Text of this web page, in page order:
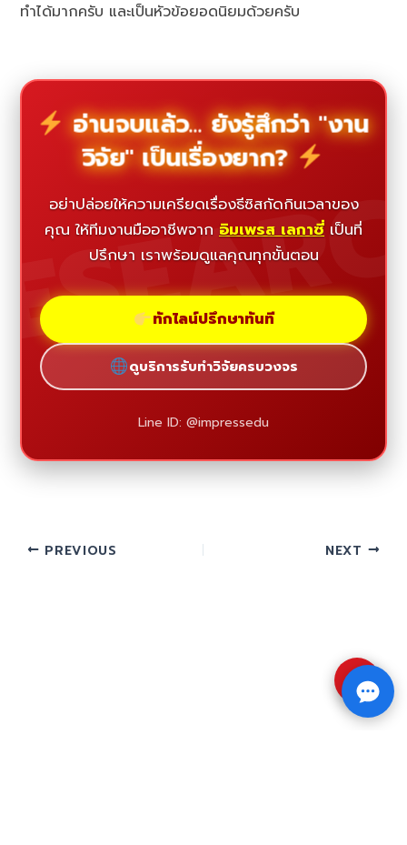
ทำได้มากครับ และเป็นหัวข้อยอดนิยมด้วยครับ
อ่านจบแล้ว... ยังรู้สึกว่า "งาน
วิจัย" เป็นเรื่องยาก?
อย่าปล่อยให้ความเครียดเรื่องธีซิสกัดกินเวลาของ
คุณ ให้ทีมงานมืออาชีพจาก อิมเพรส เลกาซี่ เป็นที่
ปรึกษา เราพร้อมดูแลคุณทุกขั้นตอน
ทักไลน์ปรึกษาทันที
ดูบริการรับทำวิจัยครบวงจร
Line ID: @impressedu
PREVIOUS NEXT
⇧